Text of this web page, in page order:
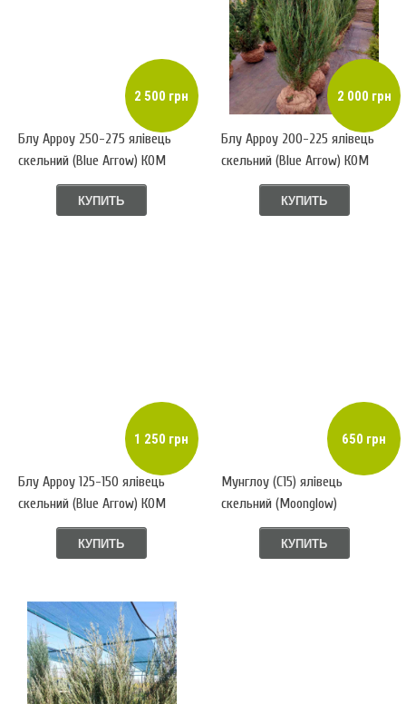
2 500 грн
Блу Арроу 250-275 ялівець
скельний (Blue Arrow) КОМ
КУПИТЬ
2 000 грн
Блу Арроу 200-225 ялівець
скельний (Blue Arrow) КОМ
КУПИТЬ
1 250 грн
Блу Арроу 125-150 ялівець
скельний (Blue Arrow) КОМ
КУПИТЬ
650 грн
Мунглоу (С15) ялівець
скельний (Moonglow)
КУПИТЬ